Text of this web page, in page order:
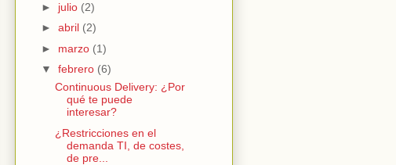
► julio (2)
► abril (2)
► marzo (1)
▼ febrero (6)
Continuous Delivery: ¿Por
qué te puede
interesar?
¿Restricciones en el
demanda TI, de costes,
de pre...